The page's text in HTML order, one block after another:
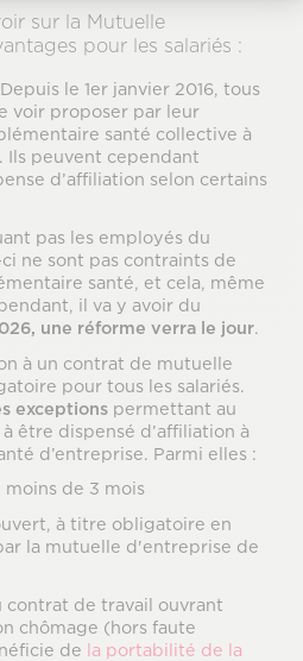
sur la Mutuelle
pour les salariés :
Depuis le 1er janvier 2016, tous
voir proposer par leur
santé collective à
Ils peuvent cependant
d’affiliation selon certains
pas les employés du
ne sont pas contraints de
santé, et cela, même
il va y avoir du
une réforme verra le jour
à un contrat de mutuelle
pour tous les salariés.
exceptions permettant au
être dispensé d’affiliation à
d’entreprise. Parmi elles :
moins de 3 mois
à titre obligatoire en
la mutuelle d'entreprise de
contrat de travail ouvrant
chômage (hors faute
de
la portabilité de la